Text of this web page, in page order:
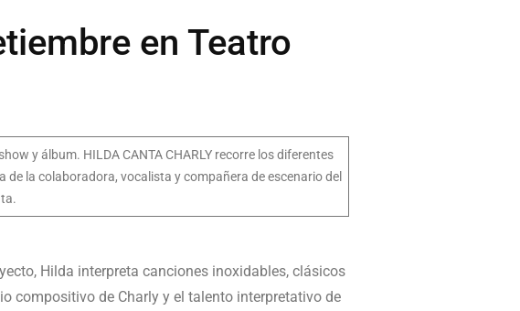
en Teatro
y álbum. HILDA CANTA CHARLY recorre los diferentes
de la colaboradora, vocalista y compañera de escenario del
Hilda interpreta canciones inoxidables, clásicos
compositivo de Charly y el talento interpretativo de